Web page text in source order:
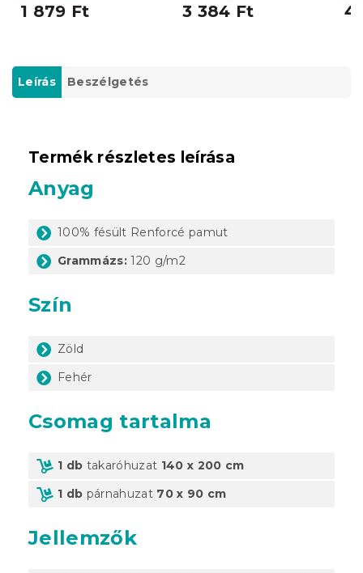
1 879 Ft 3 384 Ft 4
Leírás Beszélgetés
Termék részletes leírása
Anyag
100% fésült Renforcé pamut
Grammázs: 120 g/m2
Szín
Zöld
Fehér
Csomag tartalma
1 db takaróhuzat 140 x 200 cm
1 db párnahuzat 70 x 90 cm
Jellemzők